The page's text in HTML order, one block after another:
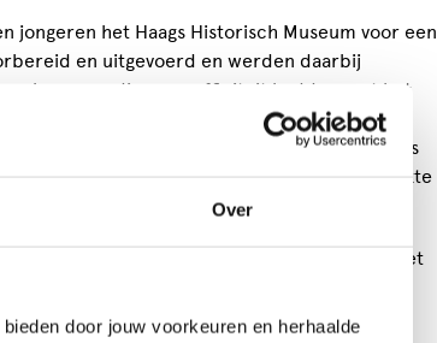
Over
door jouw voorkeuren en herhaalde
jongeren het Haags Historisch Museum voor een
en uitgevoerd en werden daarbij
Jongeren die geen affiniteit hadden met het
geschiedenis van Den Haag om tijdens de
samen te voegen met hun eigen geschiedenis
en rap. Door de Museum Take Over maakte
en ouder creativiteit ervaren. Het werken met
ander afvalmateriaal stimuleren een nieuwe
denken.